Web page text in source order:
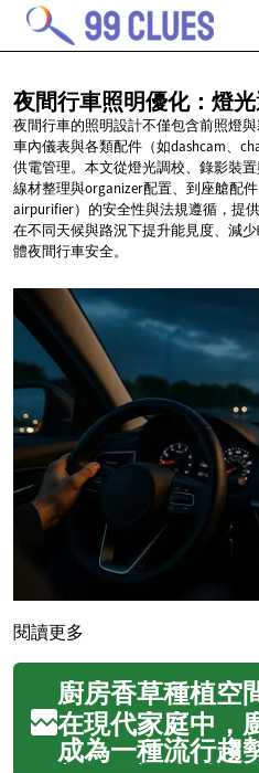
夜間行車照明優化：燈
夜間行車的照明設計不僅包含前照燈
車內儀表與各類配件（如dashcam、
供電管理。本文從燈光調校、錄影裝
線材整理與organizer配置、到座艙配件
airpurifier）的安全性與法規遵循，提
在不同天候與路況下提升能見度、減
體夜間行車安全。
閱讀更多
廚房香草種植空
在現代家庭中，
成為一種流行趨